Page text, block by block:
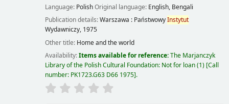
Language: PolishOriginal language: English, Bengali
Publication details:Warszawa : PaństwowyInstytut
Wydawniczy, 1975
Other title: Home and the world
Availability:Items available for reference:The Marjanczyk
Library of the Polish Cultural Foundation: Not for loan(1) Call
number: PK1723.G63 D66 1975 .